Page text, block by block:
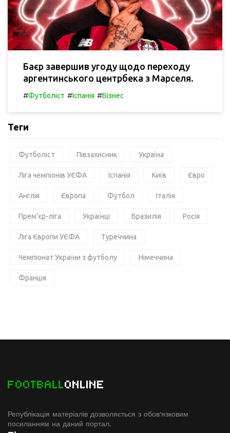
Баєр завершив угоду щодо переходу
аргентинського центрбека з Марселя.
#Футболіст #Іспанія #Бізнес
Теги
Футболіст Півзахисник Україна
Ліга чемпіонів УЄФА Іспанія Київ Євро
Англія Європа Футбол Італія
Прем'єр-ліга Українці Бразилія Росія
Ліга Європи УЄФА Туреччина
Чемпіонат України з футболу Німеччина
Франція
FOOTBALLONLINE
Републікація матеріалів дозволяється з обов'язковим
посиланням на даний портал.